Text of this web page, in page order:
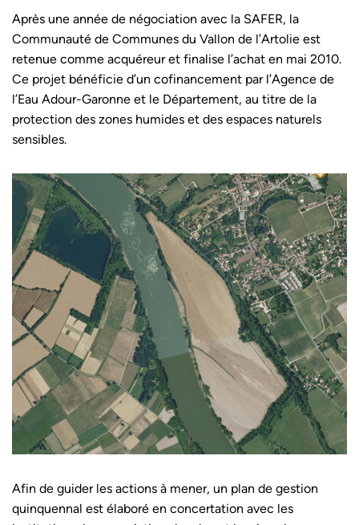
Après une année de négociation avec la SAFER, la
Communauté de Communes du Vallon de l’Artolie est
retenue comme acquéreur et finalise l’achat en mai 2010.
Ce projet bénéficie d’un cofinancement par l’Agence de
l’Eau Adour-Garonne et le Département, au titre de la
protection des zones humides et des espaces naturels
sensibles.
Afin de guider les actions à mener, un plan de gestion
quinquennal est élaboré en concertation avec les